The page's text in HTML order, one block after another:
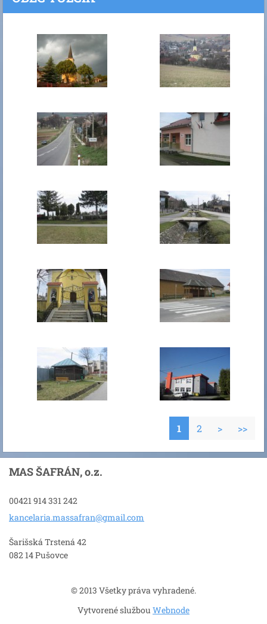
1 2 > >>
MAS ŠAFRÁN, o.z.
00421 914 331 242
kancelaria.massafran@gmail.com
Šarišská Trstená 42
082 14 Pušovce
© 2013 Všetky práva vyhradené.
Vytvorené službou Webnode